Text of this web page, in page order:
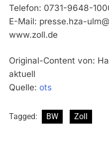
Telefon: 0731-9648-
E-Mail: presse.hza-
www.zoll.de
Original-Content von:
aktuell
Quelle: ots
Tagged: BW Zoll